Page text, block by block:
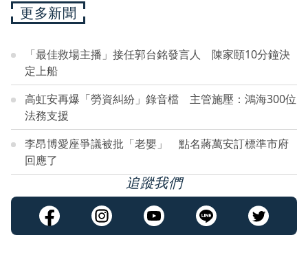
更多新聞
「最佳救場主播」接任郭台銘發言人 陳家頤10分鐘決
定上船
高虹安再爆「勞資糾紛」錄音檔 主管施壓：鴻海300位
法務支援
李昂博愛座爭議被批「老嬰」 點名蔣萬安訂標準市府
回應了
追蹤我們